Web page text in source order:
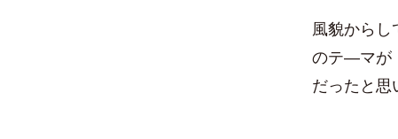
風貌からし
のテ―マが
だったと思